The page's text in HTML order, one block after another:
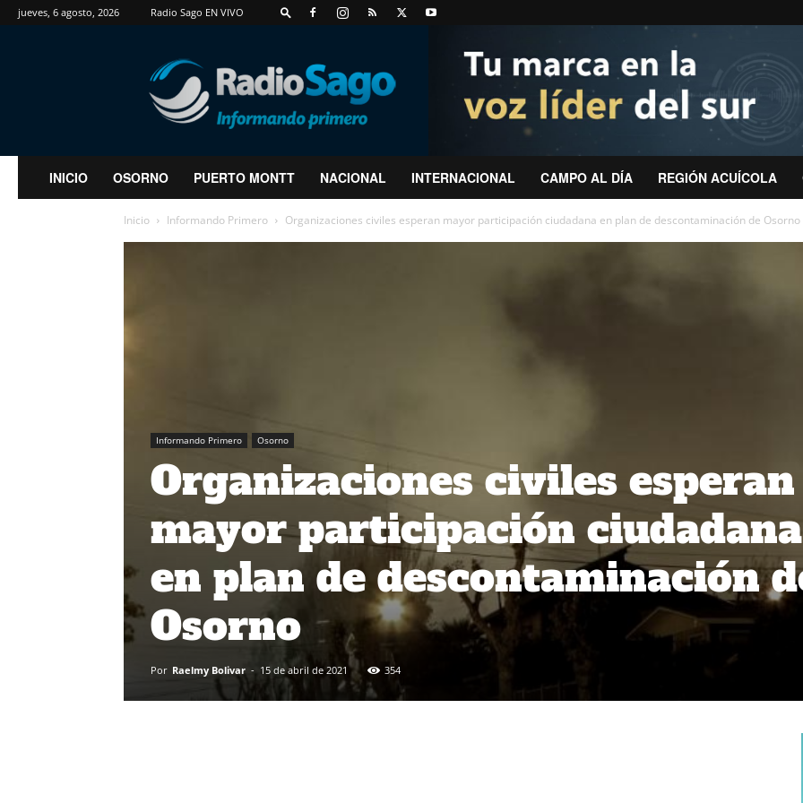
jueves, 6 agosto, 2026 Radio Sago EN VIVO
RadioSago
INICIO OSORNO PUERTO MONTT NACIONAL INTERNACIONAL CAMPO AL DÍA REGIÓN ACUÍCOLA
Inicio Informando Primero Organizaciones civiles esperan mayor participación ciudadana en plan de descontaminación de Osorno
Informando Primero Osorno
Organizaciones civiles esperan
mayor participación ciudadana
en plan de descontaminación
Osorno
Por Raelmy Bolivar - 15 de abril de 2021 354